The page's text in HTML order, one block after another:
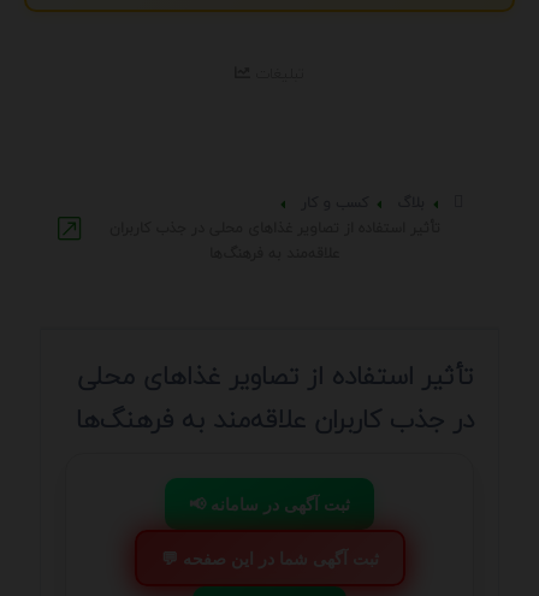
تأثیر استفاده از تصاویر غذاهای محلی
در جذب کاربران علاقه‌مند به فرهنگ‌ها
📢 ثبت آگهی در سامانه
💬 ثبت آگهی شما در این صفحه